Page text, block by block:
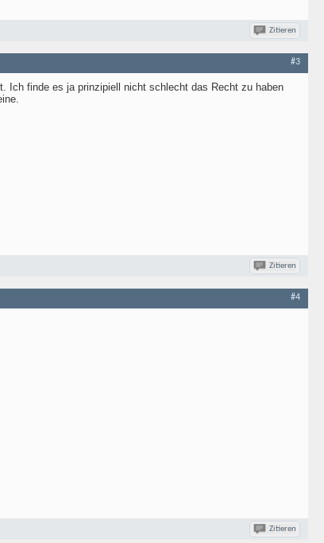
Zitieren
#3
Ich finde es ja prinzipiell nicht schlecht das Recht zu haben
Zitieren
#4
Zitieren